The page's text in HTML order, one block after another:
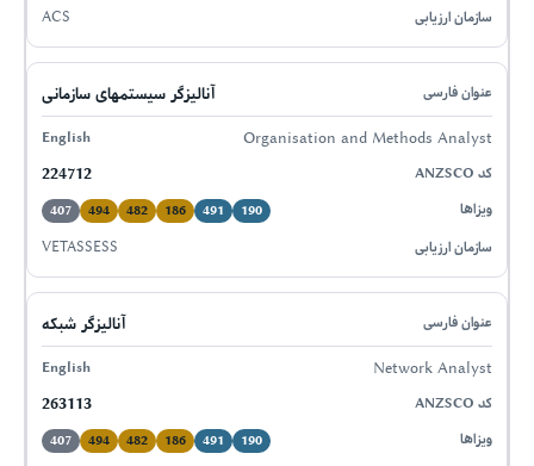
ACS
آنالیزگر سیستمهای سازمانی
Organisation and Methods Analyst
224712
190
491
186
482
494
407
VETASSESS
آنالیزگر شبکه
Network Analyst
263113
190
491
186
482
494
407